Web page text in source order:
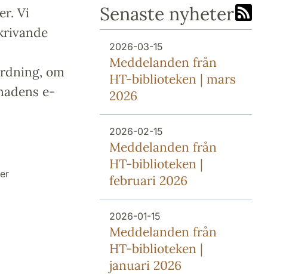
Vi
om
e-
Senaste nyheter
2026-03-15
Meddelanden från
HT-biblioteken | mars
2026
2026-02-15
Meddelanden från
HT-biblioteken |
februari 2026
2026-01-15
Meddelanden från
HT-biblioteken |
januari 2026